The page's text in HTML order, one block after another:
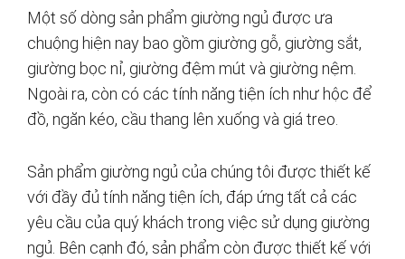
Một số dòng sản phẩm giường ngủ được ưa
chuộng hiện nay bao gồm giường gỗ, giường sắt,
giường bọc nỉ, giường đệm mút và giường nệm.
Ngoài ra, còn có các tính năng tiện ích như hộc để
đồ, ngăn kéo, cầu thang lên xuống và giá treo.
Sản phẩm giường ngủ của chúng tôi được thiết kế
với đầy đủ tính năng tiện ích, đáp ứng tất cả các
yêu cầu của quý khách trong việc sử dụng giường
ngủ. Bên cạnh đó, sản phẩm còn được thiết kế với